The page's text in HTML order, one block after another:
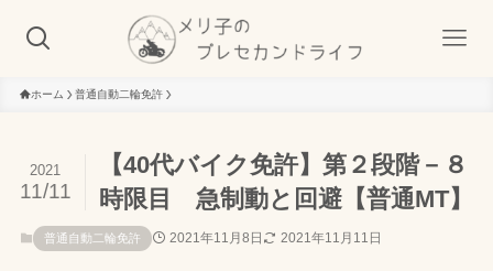
ホーム 普通自動二輪免許
【40代バイク免許】第２段階－８
時限目 急制動と回避【普通MT】
2021
11/11
普通自動二輪免許 2021年11月8日 2021年11月11日